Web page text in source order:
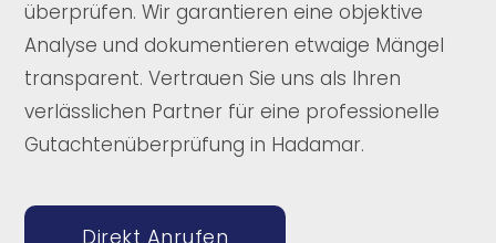
überprüfen. Wir garantieren eine objektive
Analyse und dokumentieren etwaige Mängel
transparent. Vertrauen Sie uns als Ihren
verlässlichen Partner für eine professionelle
Gutachtenüberprüfung in Hadamar.
Direkt Anrufen